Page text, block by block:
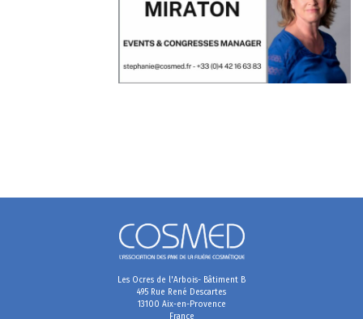
Les Ocres de l'Arbois- Bâtiment B
495 Rue René Descartes
13100 Aix-en-Provence
France